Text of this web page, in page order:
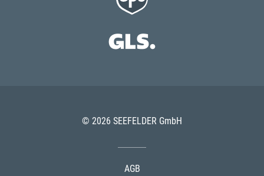
© 2026 SEEFELDER GmbH
AGB